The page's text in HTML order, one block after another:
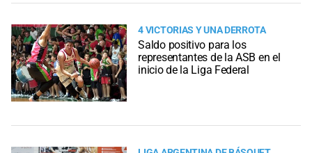
4 VICTORIAS Y UNA DERROTA
Saldo positivo para los
representantes de la ASB en el
inicio de la Liga Federal